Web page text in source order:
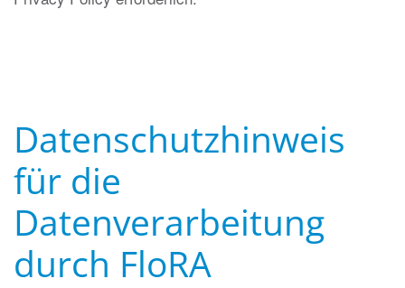
Datenschutzhinweis
für die
Datenverarbeitung
durch FloRA